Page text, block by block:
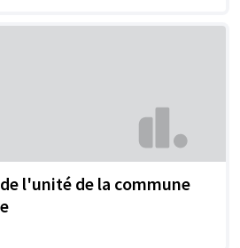
l'unité de la commune